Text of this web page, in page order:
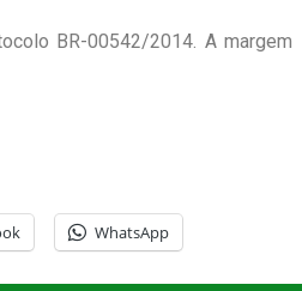
BR-00542/2014. A margem
WhatsApp